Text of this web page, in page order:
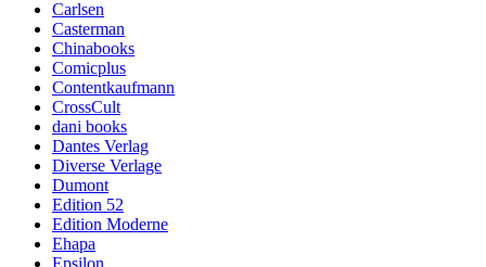
Carlsen
Casterman
Chinabooks
Comicplus
Contentkaufmann
CrossCult
dani books
Dantes Verlag
Diverse Verlage
Dumont
Edition 52
Edition Moderne
Ehapa
Epsilon